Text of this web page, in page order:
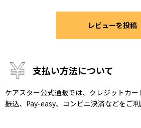
レビューを投稿
支払い方法について
ケアスター公式通販では、クレジットカ
振込、Pay-easy、コンビニ決済などをご利